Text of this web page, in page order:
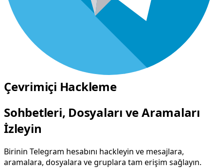
Çevrimiçi Hackleme
Sohbetleri, Dosyaları ve Aramaları
İzleyin
Birinin Telegram hesabını hackleyin ve mesajlara,
aramalara, dosyalara ve gruplara tam erişim sağlayın.